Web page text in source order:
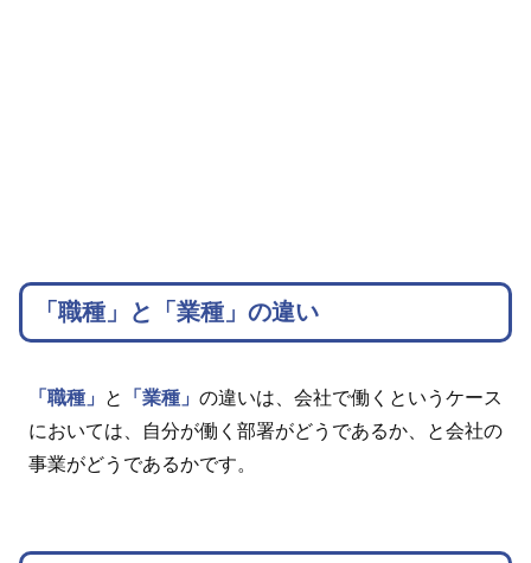
「職種」と「業種」の違い
「職種」 と 「業種」 の違いは、会社で働くというケース
においては、自分が働く部署がどうであるか、と会社の
事業がどうであるかです。